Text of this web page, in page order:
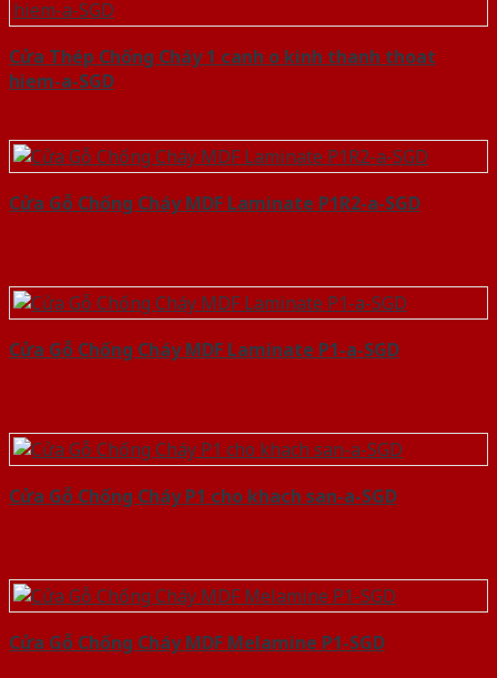
Cửa Thép Chống Cháy 1 canh o kinh thanh thoat
hiem-a-SGD
Cửa Gỗ Chống Cháy MDF Laminate P1R2-a-SGD
Cửa Gỗ Chống Cháy MDF Laminate P1-a-SGD
Cửa Gỗ Chống Cháy P1 cho khach san-a-SGD
Cửa Gỗ Chống Cháy MDF Melamine P1-SGD